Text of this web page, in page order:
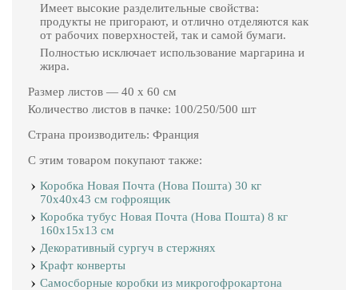
Имеет высокие разделительные свойства:
продукты не пригорают, и отлично отделяются как
от рабочих поверхностей, так и самой бумаги.
Полностью исключает использование маргарина и
жира.
Размер листов — 40 х 60 см
Количество листов в пачке: 100/250/500 шт
Страна производитель: Франция
С этим товаром покупают также:
Коробка Новая Почта (Нова Пошта) 30 кг
70х40х43 см гофроящик
Коробка тубус Новая Почта (Нова Пошта) 8 кг
160х15х13 см
Декоративный сургуч в стержнях
Крафт конверты
Самосборные коробки из микрогофрокартона